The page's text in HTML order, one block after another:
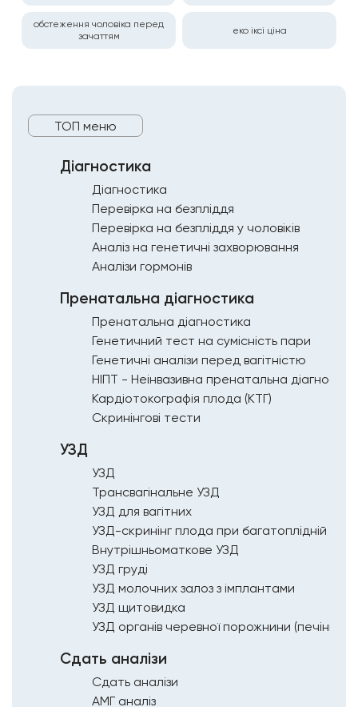
обстеження чоловіка перед
зачаттям
еко іксі ціна
ТОП меню
Діагностика
Діагностика
Перевірка на безпліддя
Перевірка на безпліддя у чоловіків
Аналіз на генетичні захворювання
Аналізи гормонів
Пренатальна діагностика
Пренатальна діагностика
Генетичний тест на сумісність пари
Генетичні аналізи перед вагітністю
НІПТ - Неінвазивна пренатальна
Кардіотокографія плода (КТГ)
Скринінгові тести
УЗД
УЗД
Трансвагінальне УЗД
УЗД для вагітних
Внутрішньоматкове УЗД
УЗД груді
УЗД молочних залоз з імплантами
УЗД щитовидка
Сдать аналізи
Сдать аналізи
АМГ аналіз